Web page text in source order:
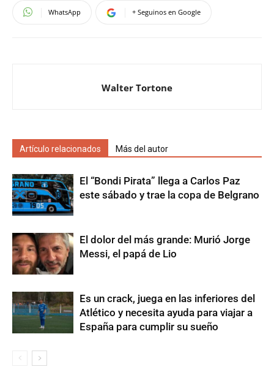
WhatsApp + Seguinos en Google
Walter Tortone
Artículo relacionados Más del autor
El “Bondi Pirata” llega a Carlos Paz
este sábado y trae la copa de Belgrano
El dolor del más grande: Murió Jorge
Messi, el papá de Lio
Es un crack, juega en las inferiores del
Atlético y necesita ayuda para viajar a
España para cumplir su sueño